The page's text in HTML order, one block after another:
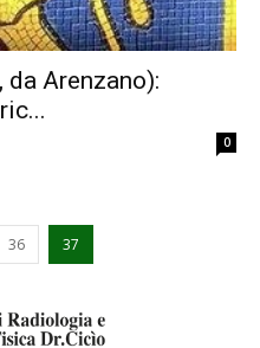
Arenzano):
0
36 37